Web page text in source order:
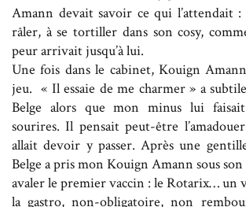
Amann devait savoir ce qui l’attendait
râler, à se tortiller dans son cosy,
peur arrivait jusqu’à lui.
Une fois dans le cabinet, Kouign
jeu. « Il essaie de me charmer » a
Belge alors que mon minus lui
sourires. Il pensait peut-être
allait devoir y passer. Après une
Belge a pris mon Kouign Amann sous
avaler le premier vaccin : le Rotarix… un
la gastro, non-obligatoire, non